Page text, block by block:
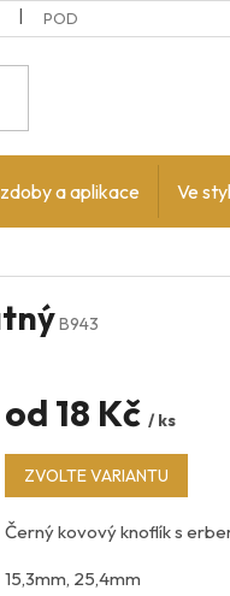
PODMÍNKY OCHRANY
a aplikace Ve
B943
od 18 Kč / ks
Měrná
cena:
ZVOLTE VARIANTU
Černý kovový knoflík s
15,3mm, 25,4mm